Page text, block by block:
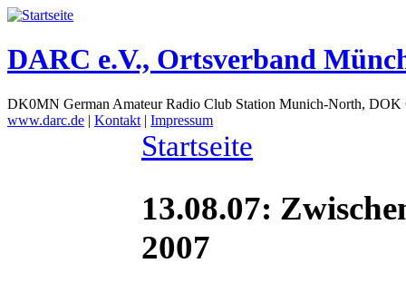
DARC e.V., Ortsverband
DK0MN German Amateur Radio Club Station Munich-North,
www.darc.de | Kontakt | Impressum
Startseite
13.08.07:
2007